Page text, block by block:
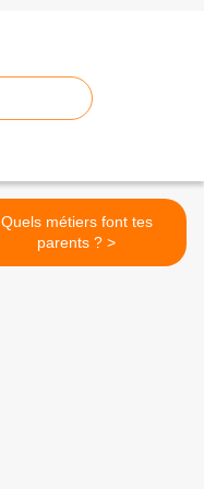
Quels métiers font tes
parents ? >